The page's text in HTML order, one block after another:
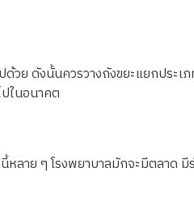
ย ดังนั้นควรวางถังขยะแยกประเ
ในอนาคต
าย ๆ โรงพยาบาลมักจะมีตลาด มี